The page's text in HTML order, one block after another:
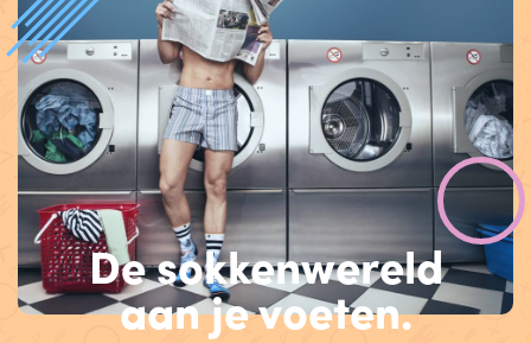
De sokkenwereld
aan je voeten.